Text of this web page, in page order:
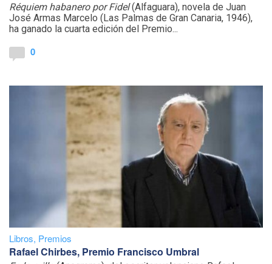
Réquiem habanero por Fidel(Alfaguara), novela de Juan
José Armas Marcelo (Las Palmas de Gran Canaria, 1946),
ha ganado la cuarta edición del Premio...
0
Libros, Premios
Rafael Chirbes, Premio Francisco Umbral